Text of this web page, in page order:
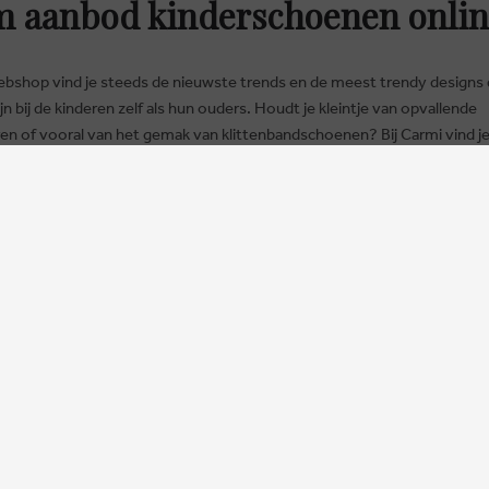
aanbod kinderschoenen
vind je steeds de nieuwste trends en de meest trendy designs
bij de kinderen zelf als hun ouders. Houdt je kleintje van opvallende
of vooral van het gemak van klittenbandschoenen? Bij Carmi vind
MET ODR INFORMATIEPLATFORM.